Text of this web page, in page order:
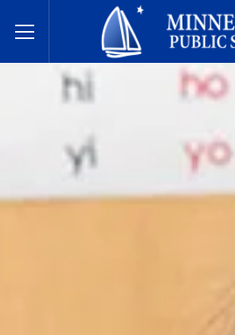
Toggle Menu
Державні школи Міннетонки